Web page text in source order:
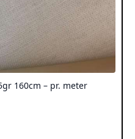
160cm – pr. meter